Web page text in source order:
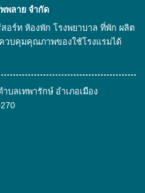
พลาย จํากัด
อร์ท ห้องพัก โรงพยาบาล ที่พัก ผลิต
วบคุมคุณภาพของใช้โรงแรมได้
บลเทพารักษ์ อำเภอเมือง